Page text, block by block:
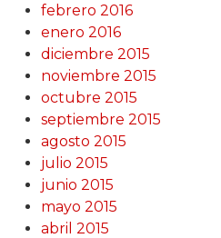
febrero 2016
enero 2016
diciembre 2015
noviembre 2015
octubre 2015
septiembre 2015
agosto 2015
julio 2015
junio 2015
mayo 2015
abril 2015